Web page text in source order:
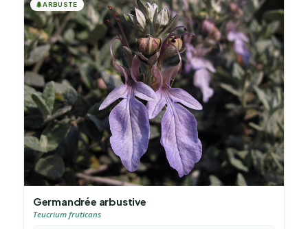
🌲ARBUSTE
Germandrée arbustive
Teucrium fruticans